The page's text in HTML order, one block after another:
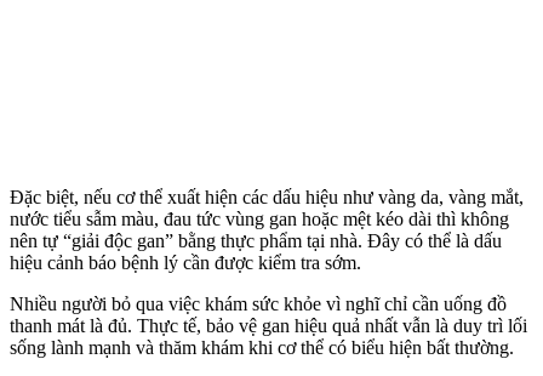
Đặc biệt, nếu c‌ơ th‌ể xuất hiện các dấu hiệu như vàng da, vàng mắt,
nước tiểu sẫm màu, đau tức vùng gan hoặc mệt kéo dài thì không
nên tự “giải độc gan” bằng thực phẩm tại nhà. Đây có thể là dấu
hiệu cảnh báo bệnh lý cần được kiểm tra sớm.
Nhiều người bỏ qua việc khám sức khỏe vì nghĩ chỉ cần uống đồ
thanh mát là đủ. Thực tế, bảo vệ gan hiệu quả nhất vẫn là duy trì lối
sống lành mạnh và thăm khám khi c‌ơ th‌ể có biểu hiện bất thường.